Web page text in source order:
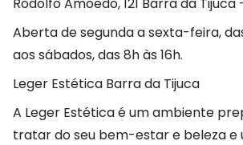
Aberta de segunda a sexta-feira,
aos sábados, das 8h às 16h.
Leger Estética Barra da Tijuca
A Leger Estética é um ambiente
tratar do seu bem-estar e beleza e